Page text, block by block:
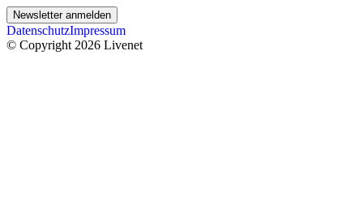
Newsletter anmelden
DatenschutzImpressum
© Copyright 2026 Livenet